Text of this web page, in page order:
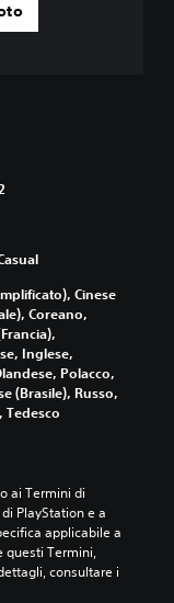
Cinese
Coreano,
Inglese,
Polacco,
(Brasile), Russo,
Tedesco
ai Termini di
PlayStation e a
applicabile a
questi Termini,
consultare i